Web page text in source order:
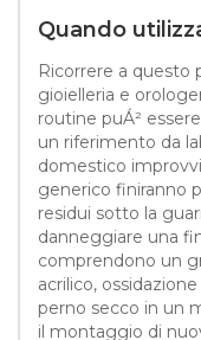
Quando
Ricorrere a questo
gioielleria e
routine puÁ²
un riferimento da
domestico
generico finiranno
residui sotto la
danneggiare una
comprendono un
acrilico,
perno secco in un
il montaggio di